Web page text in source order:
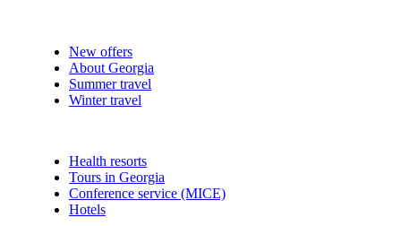
New offers
About Georgia
Summer travel
Winter travel
Health resorts
Tours in Georgia
Conference service (MICE)
Hotels